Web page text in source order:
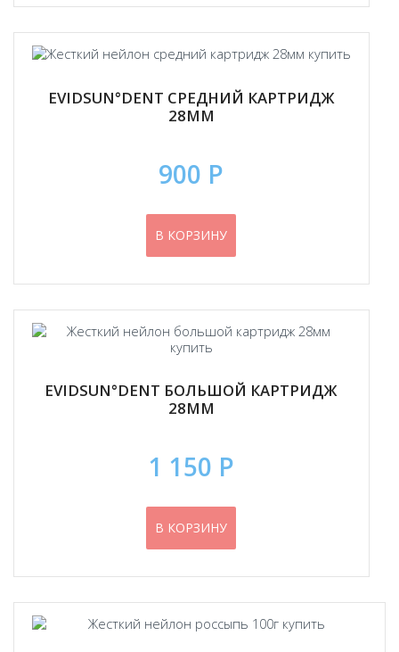
EVIDSUN°DENT СРЕДНИЙ КАРТРИДЖ
28ММ
900 Р
В КОРЗИНУ
EVIDSUN°DENT БОЛЬШОЙ КАРТРИДЖ
28ММ
1 150 Р
В КОРЗИНУ